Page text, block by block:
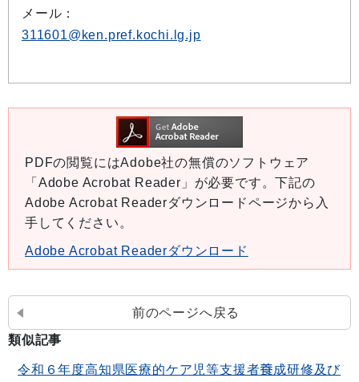
メール：
311601@ken.pref.kochi.lg.jp
PDFの閲覧にはAdobe社の無償のソフトウェア
「Adobe Acrobat Reader」が必要です。下記の
Adobe Acrobat Readerダウンロードページから入
手してください。
Adobe Acrobat Readerダウンロード
前のページへ戻る
類似記事
令和６年度高知県医療的ケア児等支援者養成研修及び